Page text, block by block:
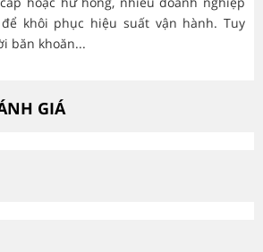
khôi phục hiệu suất vận hành. Tuy
băn khoăn...
GIÁ